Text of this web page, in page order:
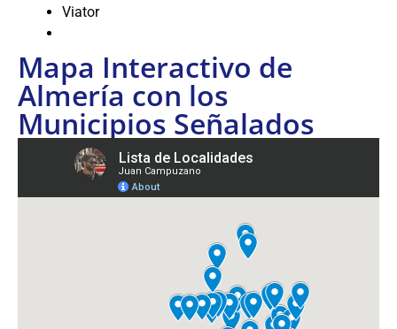
Viator
Mapa Interactivo de
Almería con los
Municipios Señalados